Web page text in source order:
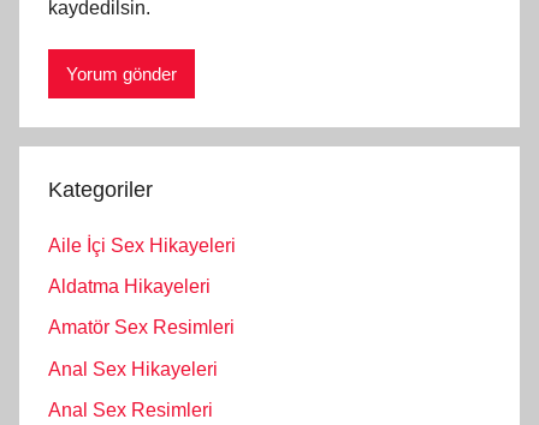
kaydedilsin.
Kategoriler
Aile İçi Sex Hikayeleri
Aldatma Hikayeleri
Amatör Sex Resimleri
Anal Sex Hikayeleri
Anal Sex Resimleri